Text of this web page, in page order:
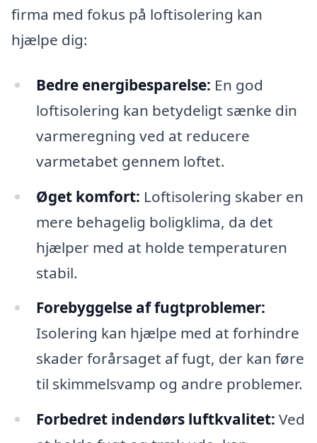
firma med fokus på loftisolering kan
hjælpe dig:
Bedre energibesparelse: En god
loftisolering kan betydeligt sænke din
varmeregning ved at reducere
varmetabet gennem loftet.
Øget komfort: Loftisolering skaber en
mere behagelig boligklima, da det
hjælper med at holde temperaturen
stabil.
Forebyggelse af fugtproblemer:
Isolering kan hjælpe med at forhindre
skader forårsaget af fugt, der kan føre
til skimmelsvamp og andre problemer.
Forbedret indendørs luftkvalitet: Ved